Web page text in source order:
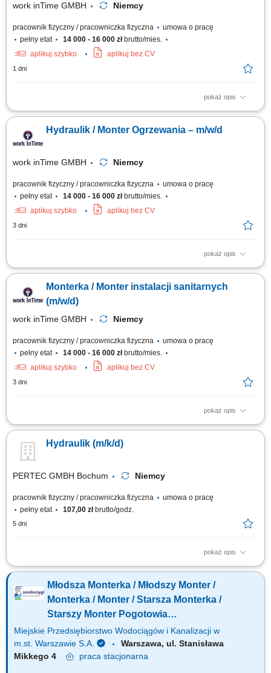
work inTime GMBH Niemcy
pracownik fizyczny / pracowniczka fizyczna
umowa o pracę
pełny etat
14 000 - 16 000 złbrutto/mies.
aplikuj szybko
aplikuj bez CV
1 dni
pokaż opis
Zakres obowiązków: Montaż instalacji wodno-kanalizacyjnych i
nowych instalacji oraz modernizacja istniejących systemów. Montaż
armatury sanitarnej, w tym umywalek, pryszniców, wanien i toalet.
Hydraulik / Monter Ogrzewania – m/w/d
work inTime GMBH Niemcy
pracownik fizyczny / pracowniczka fizyczna
umowa o pracę
pełny etat
14 000 - 16 000 złbrutto/mies.
aplikuj szybko
aplikuj bez CV
3 dni
pokaż opis
Twój zakres obowiązków: Montaż instalacji hydraulicznych w budynkach
starych instalacji wodno-grzewczych, Biały Montaż: umywalki, prysznice,
wanny, ubikacje, Umiejętność współpracy w zespole Polsko-Niemieckim,
Monterka / Monter instalacji sanitarnych
(m/w/d)
work inTime GMBH Niemcy
pracownik fizyczny / pracowniczka fizyczna
umowa o pracę
pełny etat
14 000 - 16 000 złbrutto/mies.
aplikuj szybko
aplikuj bez CV
3 dni
pokaż opis
Zakres obowiązków: Montaż i wymiana instalacji wodnych oraz
prysznice, wanny i toalety. Wykonywanie prostych prac montażowych
związanych z realizacją inwestycji. Współpraca z polskojęzycznym i
Hydraulik (m/k/d)
PERTEC GMBH Bochum Niemcy
pracownik fizyczny / pracowniczka fizyczna
umowa o pracę
pełny etat
107,00 złbrutto/godz.
5 dni
pokaż opis
Oferujemy 250€ premii na start ! Twoje obowiązki: Instalacje rurowe,
ogrzewania podłogowego; Instalacja, systemów grzewczych; Czytanie
rysunku technicznego;
Młodsza Monterka / Młodszy Monter /
Monterka / Monter / Starsza Monterka /
Starszy Monter Pogotowia
Wodociągowego (k/m/n)
Miejskie Przedsiębiorstwo Wodociągów i Kanalizacji w
m.st. Warszawie S.A.
Warszawa, ul. Stanisława
Mikkego 4
praca stacjonarna